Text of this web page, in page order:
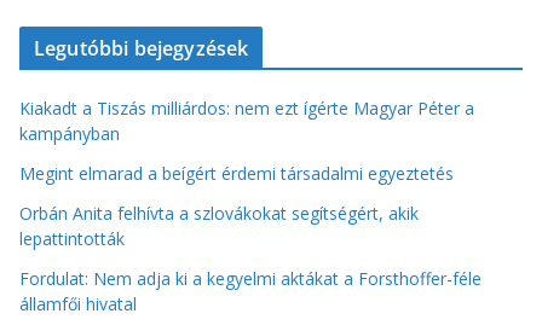
Legutóbbi bejegyzések
Kiakadt a Tiszás milliárdos: nem ezt ígérte Magyar Péter a
kampányban
Megint elmarad a beígért érdemi társadalmi egyeztetés
Orbán Anita felhívta a szlovákokat segítségért, akik
lepattintották
Fordulat: Nem adja ki a kegyelmi aktákat a Forsthoffer-féle
államfői hivatal